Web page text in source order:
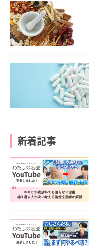
新着記事